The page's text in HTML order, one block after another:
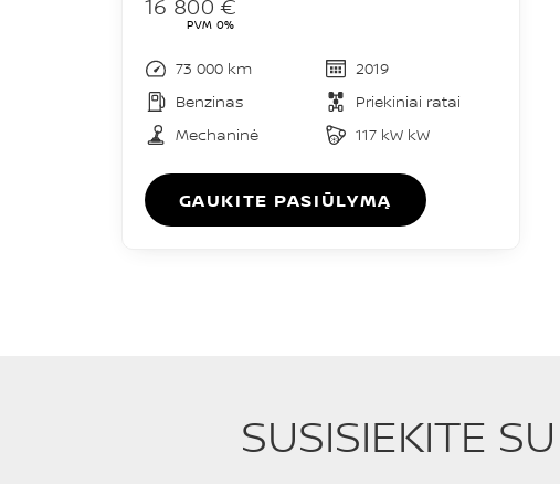
16 800 €
PVM 0%
73 000 km
2019
Benzinas
Priekiniai ratai
Mechaninė
117 kW kW
GAUKITE PASIŪLYMĄ
SUSISIEKITE